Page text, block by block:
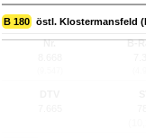
B 180 östl. Klostermansfeld
Nr.
B-